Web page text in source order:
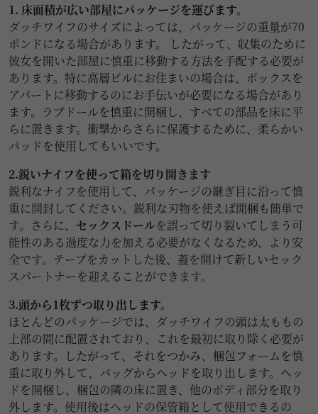
1. 床面積が広い部屋にパッケージを運びます。
ダッチワイフのサイズによっては、パッケージの重量が70
ポンドになる場合があります。 したがって、収集のために
彼女を開いた部屋に慎重に移動する方法を手配する必要が
あります。特に高層ビルにお住まいの場合は、ボックスを
アパートに移動するのにお手伝いが必要になる場合があり
ます。ラブドールを慎重に開梱し、すべての部品を床に平
らに置きます。衝撃からさらに保護するために、柔らかい
パッドを使用してもいいです。
2.鋭いナイフを使って箱を切り開きます
鋭利なナイフを使用して、パッケージの継ぎ目に沿って慎
重に開封してください。鋭利な刃物を使えば開梱も簡単で
す。さらに、 セックスドールを誤って切り裂いてしまう可
能性のある過度な力を加える必要がなくなるため、より安
全です。テープをカットした後、蓋を開けて新しいセック
スパートナーを迎えることができます。
3.頭から1枚ずつ取り出します。
ほとんどのパッケージでは、ダッチワイフの頭は太ももの
上部の間に配置されており、これを最初に取り除く必要が
あります。したがって、それをつかみ、梱包フォームを慎
重に取り外して、バッグからヘッドを取り出します。ヘッ
ドを開梱し、梱包の隣の床に置き、他のボディ部分を取り
外します。使用後はヘッドの保管箱として使用できるの